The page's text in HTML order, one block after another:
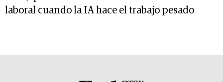
laboral cuando la IA hace el trabajo pesado